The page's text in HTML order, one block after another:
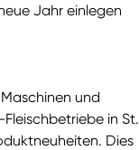
Jahr einlegen
und
in St.
Dies